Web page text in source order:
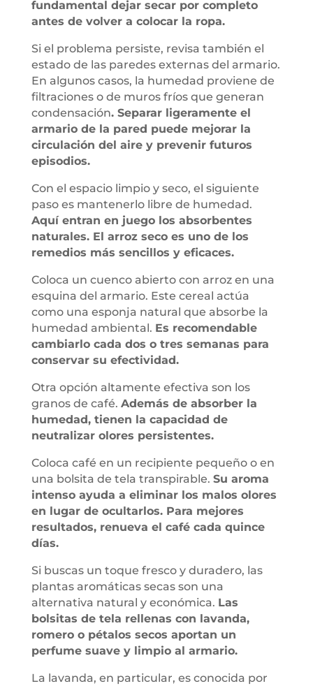
fundamental dejar secar por completo
antes de volver a colocar la ropa.
Si el problema persiste, revisa también el
estado de las paredes externas del armario.
En algunos casos, la humedad proviene de
filtraciones o de muros fríos que generan
condensación. Separar ligeramente el
armario de la pared puede mejorar la
circulación del aire y prevenir futuros
episodios.
Con el espacio limpio y seco, el siguiente
paso es mantenerlo libre de humedad.
Aquí entran en juego los absorbentes
naturales. El arroz seco es uno de los
remedios más sencillos y eficaces.
Coloca un cuenco abierto con arroz en una
esquina del armario. Este cereal actúa
como una esponja natural que absorbe la
humedad ambiental. Es recomendable
cambiarlo cada dos o tres semanas para
conservar su efectividad.
Otra opción altamente efectiva son los
granos de café. Además de absorber la
humedad, tienen la capacidad de
neutralizar olores persistentes.
Coloca café en un recipiente pequeño o en
una bolsita de tela transpirable. Su aroma
intenso ayuda a eliminar los malos olores
en lugar de ocultarlos. Para mejores
resultados, renueva el café cada quince
días.
Si buscas un toque fresco y duradero, las
plantas aromáticas secas son una
alternativa natural y económica. Las
bolsitas de tela rellenas con lavanda,
romero o pétalos secos aportan un
perfume suave y limpio al armario.
La lavanda, en particular, es conocida por